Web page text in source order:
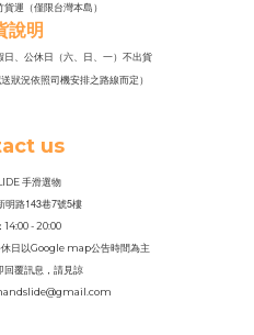
運（僅限台灣本島）
說明
、公休日（六、日、一）不出貨
狀況依照司機安排之路線而定）
us
手滑選物
明路143巷7號5樓
14:00 - 20:00
日以Google map公告時間為主
回覆訊息，請見諒